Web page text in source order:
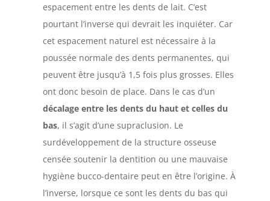
espacement entre les dents de lait. C’est
pourtant l’inverse qui devrait les inquiéter. Car
cet espacement naturel est nécessaire à la
poussée normale des dents permanentes, qui
peuvent être jusqu’à 1,5 fois plus grosses. Elles
ont donc besoin de place. Dans le cas d’un
décalage entre les dents du haut et celles du
bas, il s’agit d’une supraclusion. Le
surdéveloppement de la structure osseuse
censée soutenir la dentition ou une mauvaise
hygiène bucco-dentaire peut en être l’origine. À
l’inverse, lorsque ce sont les dents du bas qui